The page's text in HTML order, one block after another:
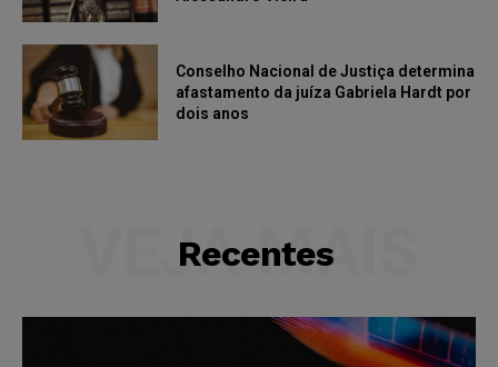
Conselho Nacional de Justiça determina
afastamento da juíza Gabriela Hardt por
dois anos
Recentes
VEJA MAIS